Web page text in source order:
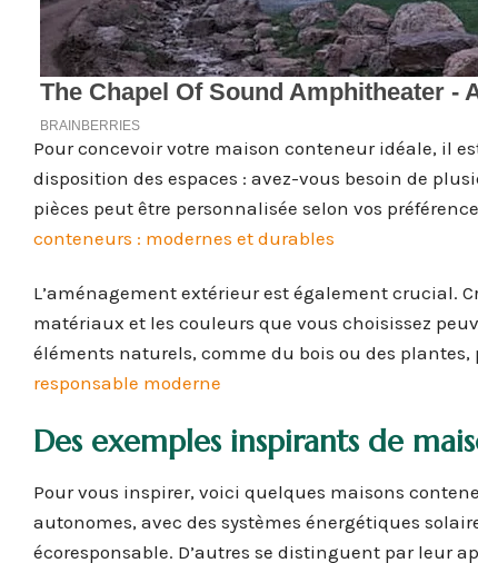
Pour concevoir votre maison conteneur idéale, il
disposition des espaces : avez-vous besoin de
pièces peut être personnalisée selon vos
conteneurs : modernes et durables
L’aménagement extérieur est également crucial.
matériaux et les couleurs que vous choisissez
éléments naturels, comme du bois ou des
responsable moderne
Des exemples inspirants de
Pour vous inspirer, voici quelques maisons
autonomes, avec des systèmes énergétiques
écoresponsable. D’autres se distinguent par leur